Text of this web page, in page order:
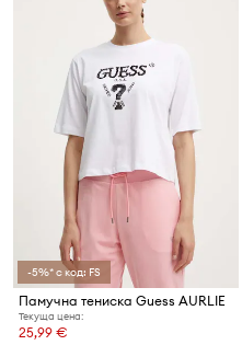
-5%* с код: FS
Памучна тениска Guess AURLIE
Текуща цена:
25,99 €